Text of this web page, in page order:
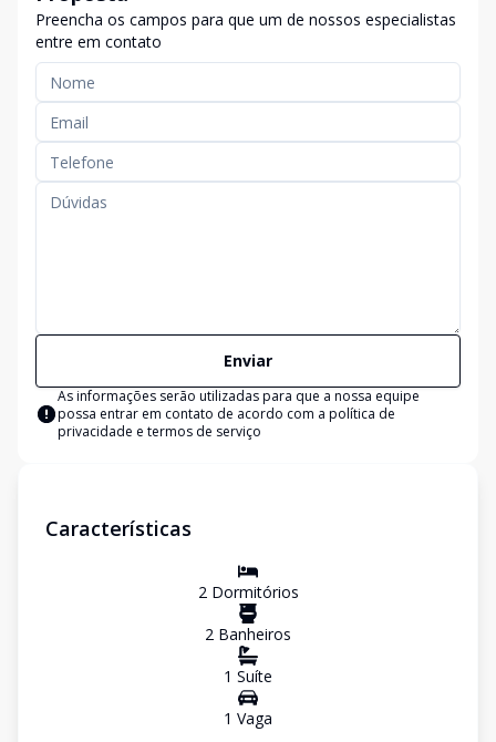
Preencha os campos para que um de nossos especialistas
entre em contato
Enviar
As informações serão utilizadas para que a nossa equipe
possa entrar em contato de acordo com a política de
privacidade e termos de serviço
Características
2Dormitórios
2 Banheiros
1 Suíte
1 Vaga